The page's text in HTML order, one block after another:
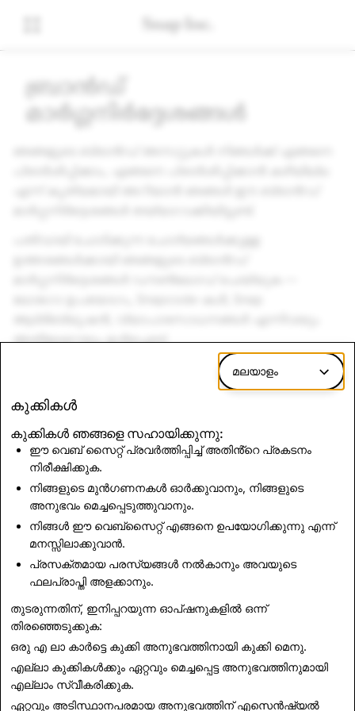
ബ്രാൻഡ്
മാർഗ്ഗനിർദ്ദേശങ്ങൾ
അതിലേറെയും ഉൾപ്പെടെ!
ഡൗൺലോഡ് ചെയ്യാൻ ലഭ്യമായ ഔദ്യോഗിക
ഗോസ്റ്റ് ലോഗോ മാത്രം ഉപയോഗിക്കുകഇവിടെ.
ഡൗൺലോഡ് ചെയ്യുക
മലയാളം
കുക്കികൾ
കുക്കികൾ ഞങ്ങളെ സഹായിക്കുന്നു:
ഈ വെബ് സൈറ്റ് പ്രവർത്തിപ്പിച്ച് അതിൻ്റെ പ്രകടനം
നിരീക്ഷിക്കുക.
നിങ്ങളുടെ മുൻഗണനകൾ ഓർക്കുവാനും, നിങ്ങളുടെ
അനുഭവം മെച്ചപ്പെടുത്തുവാനും.
നിങ്ങൾ ഈ വെബ്സൈറ്റ് എങ്ങനെ ഉപയോഗിക്കുന്നു എന്ന്
മനസ്സിലാക്കുവാൻ.
പ്രസക്തമായ പരസ്യങ്ങൾ നൽകാനും അവയുടെ
ഫലപ്രാപ്തി അളക്കാനും.
തുടരുന്നതിന്, ഇനിപ്പറയുന്ന ഓപ്ഷനുകളിൽ ഒന്ന്
തിരഞ്ഞെടുക്കുക:
ഒരു എ ലാ കാർട്ടെ കുക്കി അനുഭവത്തിനായി കുക്കി മെനു.
എല്ലാ കുക്കികൾക്കും ഏറ്റവും മെച്ചപ്പെട്ട അനുഭവത്തിനുമായി
എല്ലാം സ്വീകരിക്കുക.
ഏറ്റവും അടിസ്ഥാനപരമായ അനുഭവത്തിന്എസെൻഷ്യൽ